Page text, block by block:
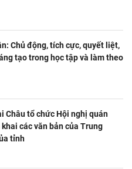
Chủ động, tích cực, quyết liệt,
tạo trong học tập và làm theo
Châu tổ chức Hội nghị quán
các văn bản của Trung
tỉnh